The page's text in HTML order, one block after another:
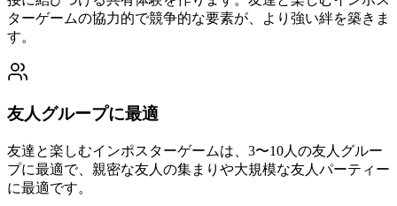
ターゲームの協力的で競争的な要素が、より強い絆を築きま
す。
友人グループに最適
友達と楽しむインポスターゲームは、3〜10人の友人グルー
プに最適で、親密な友人の集まりや大規模な友人パーティー
に最適です。